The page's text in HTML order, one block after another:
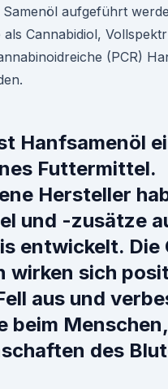
Samenöl aufgeführt
als Cannabidiol,
(PCR)
Hanfsamenöl
Futtermittel.
Hersteller
und -zusätze
entwickelt. Die
wirken sich
aus und
beim
des